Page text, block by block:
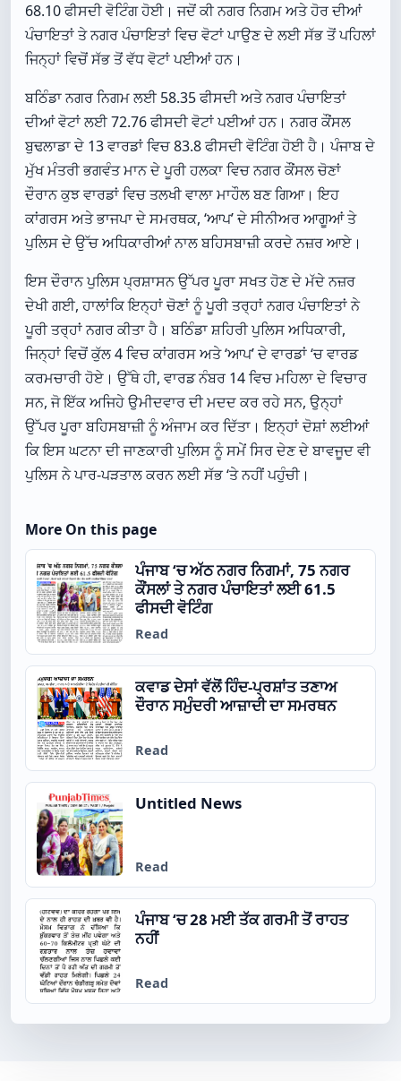
68.10 ਫੀਸਦੀ ਵੋਟਿੰਗ ਹੋਈ। ਜਦੋਂ ਕੀ ਨਗਰ ਨਿਗਮ ਅਤੇ ਹੋਰ ਦੀਆਂ
ਪੰਚਾਇਤਾਂ ਤੇ ਨਗਰ ਪੰਚਾਇਤਾਂ ਵਿਚ ਵੋਟਾਂ ਪਾਉਣ ਦੇ ਲਈ ਸੱਭ ਤੋਂ ਪਹਿਲਾਂ
ਜਿਨ੍ਹਾਂ ਵਿਚੋਂ ਸੱਭ ਤੋਂ ਵੱਧ ਵੋਟਾਂ ਪਈਆਂ ਹਨ।
ਬਠਿੰਡਾ ਨਗਰ ਨਿਗਮ ਲਈ 58.35 ਫੀਸਦੀ ਅਤੇ ਨਗਰ ਪੰਚਾਇਤਾਂ
ਦੀਆਂ ਵੋਟਾਂ ਲਈ 72.76 ਫੀਸਦੀ ਵੋਟਾਂ ਪਈਆਂ ਹਨ। ਨਗਰ ਕੌਂਸਲ
ਬੁਢਲਾਡਾ ਦੇ 13 ਵਾਰਡਾਂ ਵਿਚ 83.8 ਫੀਸਦੀ ਵੋਟਿੰਗ ਹੋਈ ਹੈ। ਪੰਜਾਬ ਦੇ
ਮੁੱਖ ਮੰਤਰੀ ਭਗਵੰਤ ਮਾਨ ਦੇ ਪੂਰੀ ਹਲਕਾ ਵਿਚ ਨਗਰ ਕੌਂਸਲ ਚੋਣਾਂ
ਦੌਰਾਨ ਕੁਝ ਵਾਰਡਾਂ ਵਿਚ ਤਲਖੀ ਵਾਲਾ ਮਾਹੌਲ ਬਣ ਗਿਆ। ਇਹ
ਕਾਂਗਰਸ ਅਤੇ ਭਾਜਪਾ ਦੇ ਸਮਰਥਕ, ‘ਆਪ’ ਦੇ ਸੀਨੀਅਰ ਆਗੂਆਂ ਤੇ
ਪੁਲਿਸ ਦੇ ਉੱਚ ਅਧਿਕਾਰੀਆਂ ਨਾਲ ਬਹਿਸਬਾਜ਼ੀ ਕਰਦੇ ਨਜ਼ਰ ਆਏ।
ਇਸ ਦੌਰਾਨ ਪੁਲਿਸ ਪ੍ਰਸ਼ਾਸਨ ਉੱਪਰ ਪੂਰਾ ਸਖਤ ਹੋਣ ਦੇ ਮੱਦੇ ਨਜ਼ਰ
ਦੇਖੀ ਗਈ, ਹਾਲਾਂਕਿ ਇਨ੍ਹਾਂ ਚੋਣਾਂ ਨੂੰ ਪੂਰੀ ਤਰ੍ਹਾਂ ਨਗਰ ਪੰਚਾਇਤਾਂ ਨੇ
ਪੂਰੀ ਤਰ੍ਹਾਂ ਨਗਰ ਕੀਤਾ ਹੈ। ਬਠਿੰਡਾ ਸ਼ਹਿਰੀ ਪੁਲਿਸ ਅਧਿਕਾਰੀ,
ਜਿਨ੍ਹਾਂ ਵਿਚੋਂ ਕੁੱਲ 4 ਵਿਚ ਕਾਂਗਰਸ ਅਤੇ ‘ਆਪ’ ਦੇ ਵਾਰਡਾਂ ‘ਚ ਵਾਰਡ
ਕਰਮਚਾਰੀ ਹੋਏ। ਉੱਥੇ ਹੀ, ਵਾਰਡ ਨੰਬਰ 14 ਵਿਚ ਮਹਿਲਾ ਦੇ ਵਿਚਾਰ
ਸਨ, ਜੋ ਇੱਕ ਅਜਿਹੇ ਉਮੀਦਵਾਰ ਦੀ ਮਦਦ ਕਰ ਰਹੇ ਸਨ, ਉਨ੍ਹਾਂ
ਉੱਪਰ ਪੂਰਾ ਬਹਿਸਬਾਜ਼ੀ ਨੂੰ ਅੰਜਾਮ ਕਰ ਦਿੱਤਾ। ਇਨ੍ਹਾਂ ਦੋਸ਼ਾਂ ਲਈਆਂ
ਕਿ ਇਸ ਘਟਨਾ ਦੀ ਜਾਣਕਾਰੀ ਪੁਲਿਸ ਨੂੰ ਸਮੇਂ ਸਿਰ ਦੇਣ ਦੇ ਬਾਵਜੂਦ ਵੀ
ਪੁਲਿਸ ਨੇ ਪਾਰ-ਪੜਤਾਲ ਕਰਨ ਲਈ ਸੱਭ ‘ਤੇ ਨਹੀਂ ਪਹੁੰਚੀ।
More On this page
ਪੰਜਾਬ ‘ਚ ਅੱਠ ਨਗਰ ਨਿਗਮਾਂ, 75 ਨਗਰ
ਕੌਂਸਲਾਂ ਤੇ ਨਗਰ ਪੰਚਾਇਤਾਂ ਲਈ 61.5
ਫੀਸਦੀ ਵੋਟਿੰਗ
Read
ਕਵਾਡ ਦੇਸਾਂ ਵੱਲੋਂ ਹਿੰਦ-ਪ੍ਰਸ਼ਾਂਤ ਤਣਾਅ
ਦੌਰਾਨ ਸਮੁੰਦਰੀ ਆਜ਼ਾਦੀ ਦਾ ਸਮਰਥਨ
Read
Untitled News
Read
ਪੰਜਾਬ ‘ਚ 28 ਮਈ ਤੱਕ ਗਰਮੀ ਤੋਂ ਰਾਹਤ
ਨਹੀਂ
Read